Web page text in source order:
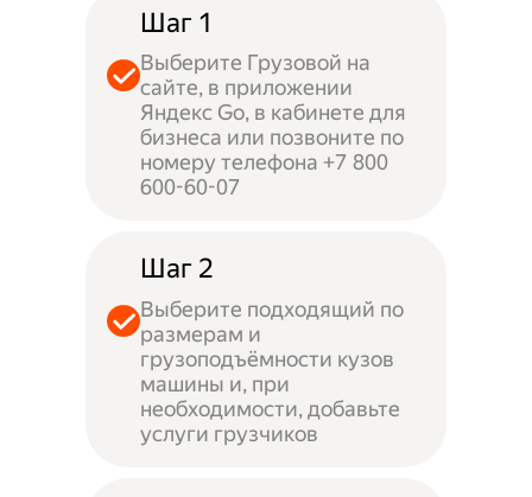
Шаг 1
Выберите Грузовой на
сайте, в приложении
Яндекс Go, в кабинете для
бизнеса или позвоните по
номеру телефона +7 800
600-60-07
Шаг 2
Выберите подходящий по
размерам и
грузоподъёмности кузов
машины и, при
необходимости, добавьте
услуги грузчиков